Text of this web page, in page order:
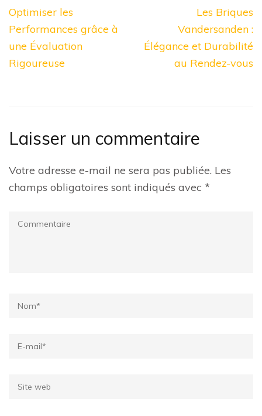
Navigation
de
l’article
Optimiser les
Performances grâce à
une Évaluation
Rigoureuse
Les Briques
Vandersanden :
Élégance et Durabilité
au Rendez-vous
Laisser un commentaire
Votre adresse e-mail ne sera pas publiée. Les
champs obligatoires sont indiqués avec *
Commentaire
Name*
Email*
Site